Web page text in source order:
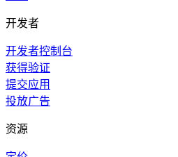
开发者
开发者控制台
获得验证
提交应用
投放广告
资源